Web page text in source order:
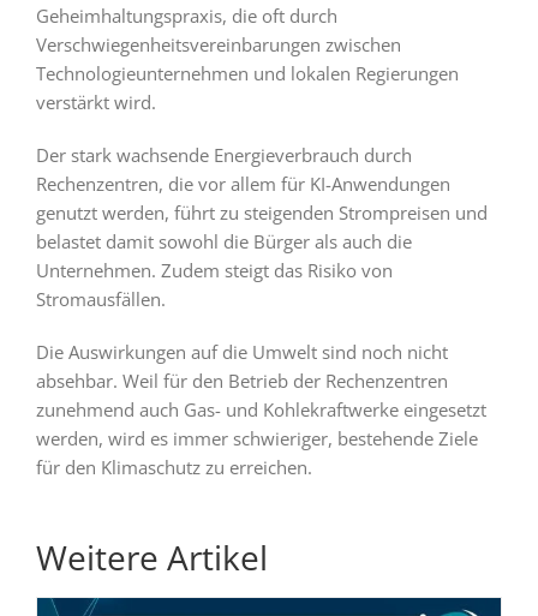
Geheimhaltungspraxis, die oft durch
Verschwiegenheitsvereinbarungen zwischen
Technologieunternehmen und lokalen Regierungen
verstärkt wird.
Der stark wachsende Energieverbrauch durch
Rechenzentren, die vor allem für KI-Anwendungen
genutzt werden, führt zu steigenden Strompreisen und
belastet damit sowohl die Bürger als auch die
Unternehmen. Zudem steigt das Risiko von
Stromausfällen.
Die Auswirkungen auf die Umwelt sind noch nicht
absehbar. Weil für den Betrieb der Rechenzentren
zunehmend auch Gas- und Kohlekraftwerke eingesetzt
werden, wird es immer schwieriger, bestehende Ziele
für den Klimaschutz zu erreichen.
Weitere Artikel